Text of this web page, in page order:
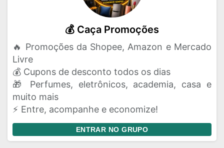
💰 Caça Promoções
🔥 Promoções da Shopee, Amazon e Mercado
Livre
💰 Cupons de desconto todos os dias
🎁 Perfumes, eletrônicos, academia, casa e
muito mais
⚡ Entre, acompanhe e economize!
ENTRAR NO GRUPO